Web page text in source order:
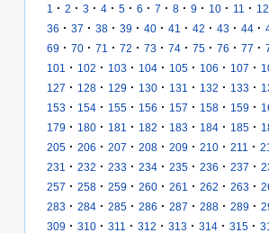
1 · 2 · 3 · 4 · 5 · 6 · 7 · 8 · 9 · 10 · 11 · 12
36 · 37 · 38 · 39 · 40 · 41 · 42 · 43 · 44 ·
69 · 70 · 71 · 72 · 73 · 74 · 75 · 76 · 77 ·
101
· 102 · 103 · 104 · 105 · 106 · 107 ·
127 · 128 · 129 · 130 · 131 · 132 · 133 ·
153 · 154 · 155 · 156 · 157 · 158 · 159 ·
179 · 180 · 181 · 182 · 183 · 184 · 185 ·
205 · 206 · 207 · 208 · 209 · 210 · 211 ·
231
· 232 · 233 · 234 · 235 · 236 · 237 ·
257 · 258 · 259 · 260 · 261 · 262 · 263 ·
283 · 284 · 285 · 286 · 287 · 288 · 289 ·
309 · 310 · 311 · 312 · 313 · 314 · 315 ·